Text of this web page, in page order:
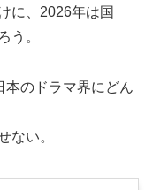
に、2026年は国
う。
本のドラマ界にどん
ない。